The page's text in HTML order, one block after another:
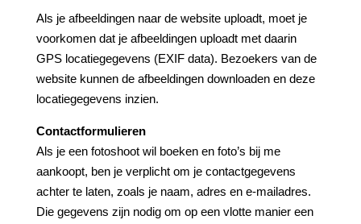
Als je afbeeldingen naar de website uploadt, moet je
voorkomen dat je afbeeldingen uploadt met daarin
GPS locatiegegevens (EXIF data). Bezoekers van de
website kunnen de afbeeldingen downloaden en deze
locatiegegevens inzien.
Contactformulieren
Als je een fotoshoot wil boeken en foto’s bij me
aankoopt, ben je verplicht om je contactgegevens
achter te laten, zoals je naam, adres en e-mailadres.
Die gegevens zijn nodig om op een vlotte manier een